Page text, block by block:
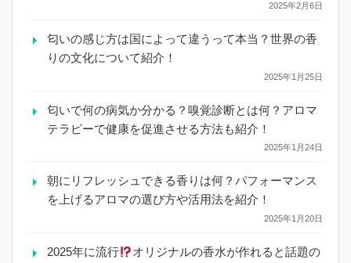
2025年2月6日
匂いの感じ方は国によって違うって本当？世界の香
りの文化について紹介！
2025年1月25日
匂いで何の病気か分かる？嗅覚診断とは何？アロマ
テラピーで健康を促進させる方法も紹介！
2025年1月24日
朝にリフレッシュできる香りは何？パフォーマンス
を上げるアロマの選び方や活用法を紹介！
2025年1月20日
2025年に流行
オリジナルの香水が作れると話題の